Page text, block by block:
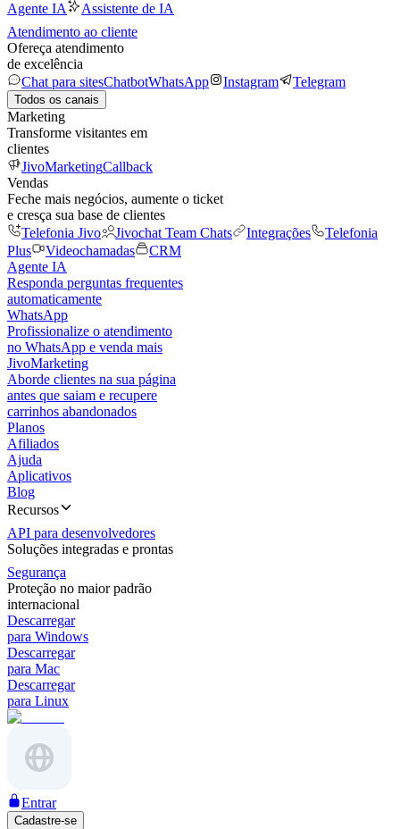
Agente IA
Assistente de IA
Atendimento ao cliente
Ofereça atendimento
de excelência
Chat para sitesChatbotWhatsApp Instagram Telegram
Todos os canais
Marketing
Transforme visitantes em
clientes
JivoMarketingCallback
Vendas
Feche mais negócios, aumente o ticket
e cresça sua base de clientes
Telefonia Jivo
Jivochat Team Chats Integrações
Telefonia
Plus
Videochamadas
CRM
Agente IA
Responda perguntas frequentes
automaticamente
WhatsApp
Profissionalize o atendimento
no WhatsApp e venda mais
JivoMarketing
Aborde clientes na sua página
antes que saiam e recupere
carrinhos abandonados
Planos
Afiliados
Ajuda
Aplicativos
Blog
Recursos
API para desenvolvedores
Soluções integradas e prontas
Segurança
Proteção no maior padrão
internacional
Descarregar
para Windows
Descarregar
para Mac
Descarregar
para Linux
Entrar
Cadastre-se